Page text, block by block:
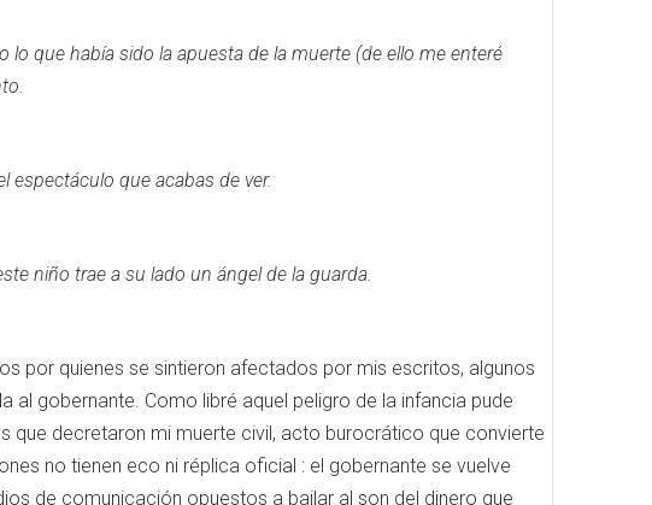
lo que había sido la apuesta de la muerte (de ello me enteré
espectáculo que acabas de ver.
niño trae a su lado un ángel de la guarda.
por quienes se sintieron afectados por mis escritos, algunos
al gobernante. Como libré aquel peligro de la infancia pude
decretaron mi muerte civil, acto burocrático que convierte
no tienen eco ni réplica oficial : el gobernante se vuelve
de comunicación opuestos a bailar al son del dinero que